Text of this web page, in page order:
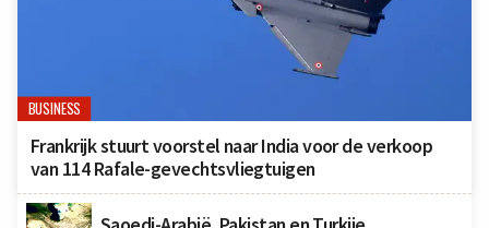
BUSINESS
Frankrijk stuurt voorstel naar India voor de verkoop
van 114 Rafale-gevechtsvliegtuigen